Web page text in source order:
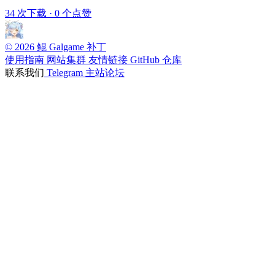
34 次下载 · 0 个点赞
© 2026 鲲 Galgame 补丁
使用指南 网站集群 友情链接 GitHub 仓库
联系我们 Telegram 主站论坛